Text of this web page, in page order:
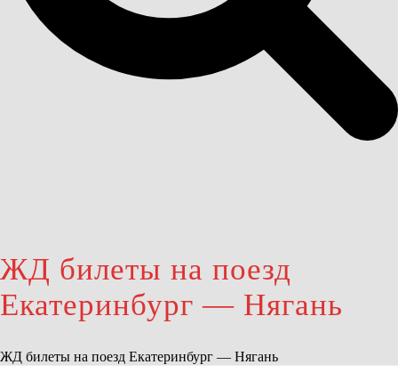
ЖД билеты на поезд
Екатеринбург — Нягань
ЖД билеты на поезд Екатеринбург — Нягань